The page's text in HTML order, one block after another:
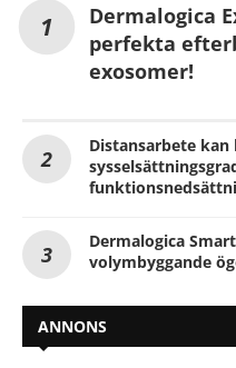
Dermalogica
perfekta
exosomer!
Distansarbete
Dermalogica
volymbyggande
ANNONS